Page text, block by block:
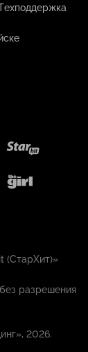
(СтарХит)»
разрешения
2026.